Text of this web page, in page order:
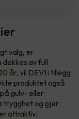
valg, er
av full
år, vil DEVI i tillegg
produktet også
gulv- eller
trygghet og gjør
attraktiv.